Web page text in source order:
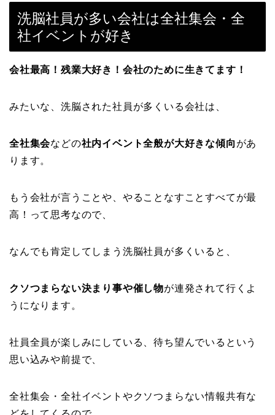
洗脳社員が多い会社は全社集会・全
社イベントが好き
会社最高！残業大好き！会社のために生きてます！
みたいな、洗脳された社員が多くいる会社は、
全社集会などの社内イベント全般が大好きな傾向 があ
ります。
もう会社が言うことや、やることなすことすべてが最
高！って思考なので、
なんでも肯定してしまう洗脳社員が多くいると、
クソつまらない決まり事や催し物が連発されて行くよ
うになります。
社員全員が楽しみにしている、待ち望んでいるという
思い込みや前提で、
全社集会・全社イベントやクソつまらない情報共有な